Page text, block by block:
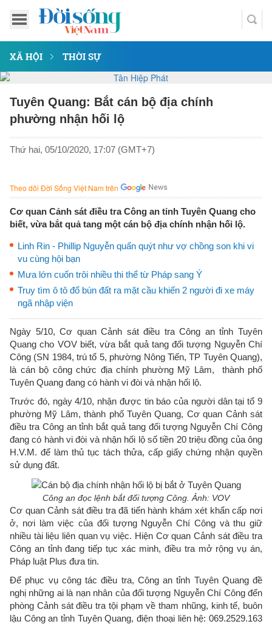
XÃ HỘI THỜI SỰ
Tuyên Quang: Bắt cán bộ địa chính
phường nhận hối lộ
Thứ hai, 05/10/2020, 17:07 (GMT+7)
Theo dõi Đời Sống Việt Nam trên
Cơ quan Cảnh sát điều tra Công an tỉnh Tuyên Quang cho
biết, vừa bắt quả tang một cán bộ địa chính nhận hối lộ.
Linh Rin - Phillip Nguyễn quấn quýt như vợ chồng son khi vi
vu cùng hội bạn
Mưa lớn cuốn trôi nhiều thi thể từ Pháp sang Ý
Truy tìm ô tô đổ bùn đất ra mặt cầu khiến 2 người đi xe máy
ngã nhập viện
Ngày 5/10, Cơ quan Cảnh sát điều tra Công an tỉnh Tuyên
Quang cho VOV biết, vừa bắt quả tang đối tượng Nguyễn Chí
Công (SN 1984, trú tổ 5, phường Nông Tiến, TP Tuyên Quang),
là cán bộ công chức địa chính phường Mỹ Lâm, thành phố
Tuyên Quang đang có hành vi đòi và nhận hối lộ.
Trước đó, ngày 4/10, nhận được tin báo của người dân tại tổ 9
phường Mỹ Lâm, thành phố Tuyên Quang, Cơ quan Cảnh sát
điều tra Công an tỉnh bắt quả tang đối tượng Nguyễn Chí Công
đang có hành vi đòi và nhận hối lộ số tiền 20 triệu đồng của ông
H.V.M. để làm thủ tục tách thửa, cấp giấy chứng nhận quyền
sử dụng đất.
Công an đọc lệnh bắt đối tượng Công. Ảnh: VOV
Cơ quan Cảnh sát điều tra đã tiến hành khám xét khẩn cấp nơi
ở, nơi làm việc của đối tượng Nguyễn Chí Công và thu giữ
nhiều tài liệu liên quan vụ việc. Hiện Cơ quan Cảnh sát điều tra
Công an tỉnh đang tiếp tục xác minh, điều tra mở rộng vụ án,
Pháp luật Plus đưa tin.
Để phục vụ công tác điều tra, Công an tỉnh Tuyên Quang đề
nghị những ai là nạn nhân của đối tượng Nguyễn Chí Công đến
phòng Cảnh sát điều tra tội phạm về tham nhũng, kinh tế, buôn
lậu Công an tỉnh Tuyên Quang, điện thoại liên hệ: 069.2529.163